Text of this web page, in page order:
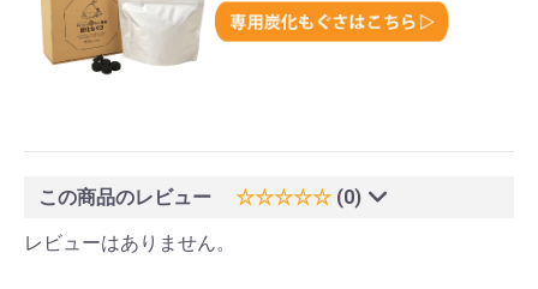
この商品のレビュー ☆☆☆☆☆ (0)
レビューはありません。